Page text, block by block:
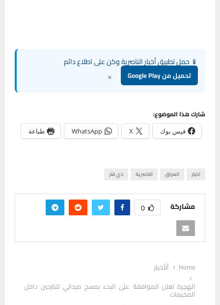
📱 حمل تطبيق أخبار الناصرية وكن على اطلاع دائم
تحميل من Google Play ×
شارك هذا الموضوع:
فيس بوك X
WhatsApp طباعة
اخبار العراق الناصرية ذي قار
مشاركة 0
Home
ألأخبار
الهجرة تعلن الموافقة على البدء بمسح ميداني للنازحين داخل
المخيمات